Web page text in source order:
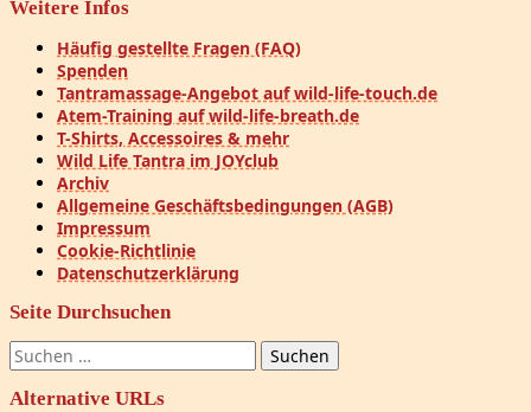
Weitere Infos
Häufig gestellte Fragen (FAQ)
Spenden
Tantramassage-Angebot auf wild-life-touch.de
Atem-Training auf wild-life-breath.de
T-Shirts, Accessoires & mehr
Wild Life Tantra im JOYclub
Archiv
Allgemeine Geschäftsbedingungen (AGB)
Impressum
Cookie-Richtlinie
Datenschutzerklärung
Seite Durchsuchen
Suchen
nach:
Alternative URLs